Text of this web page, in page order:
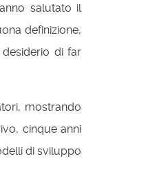
salutato il
definizione,
di far
mostrando
cinque anni
di sviluppo